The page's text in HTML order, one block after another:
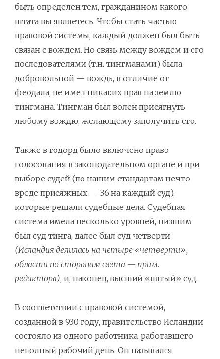
быть определен тем, гражданином какого
штата вы являетесь. Чтобы стать частью
правовой системы, каждый должен был быть
связан с вождем. Но связь между вождем и его
последователями (т.н. тингманами) была
добровольной — вождь, в отличие от
феодала, не имел никаких прав на землю
тингмана. Тингман был волен присягнуть
любому вождю, желающему заполучить его.
Также в годорд было включено право
голосования в законодательном органе и при
выборе судей (по нашим стандартам нечто
вроде присяжных — 36 на каждый суд),
которые решали судебные дела. Судебная
система имела несколько уровней, низшим
был суд тинга, далее был суд четверти
(Исландия делилась на четыре «четверти»,
области по сторонам света — прим.
редактора), и, наконец, высший «пятый» суд.
В соответствии с правовой системой,
созданной в 930 году, правительство Исландии
состояло из одного работника, работавшего
неполный рабочий день. Он назывался